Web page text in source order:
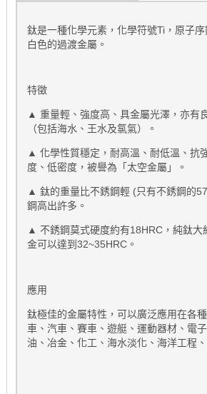
鈦是一種化學元素，化學符號Ti，原子
白色的過渡金屬。
特徵
▲ 重量輕、強度高、具金屬光澤，亦有
（包括海水、王水及氯氣）。
▲ 化學性質穩定，耐高溫、耐低溫、抗
度、低密度，被譽為「太空金屬」。
▲ 鈦的重量比不銹鋼輕 (只有不銹鋼的
鋼高出許多。
▲ 不銹鋼莫式硬度約有18HRC，純鈦大
金可以達到32~35HRC。
應用
鈦極佳的金屬特性，可以廣泛應用在各
車、汽車、賽車、遊艇、運動器材、電
油、冶金、化工、海水淡化、海洋工程